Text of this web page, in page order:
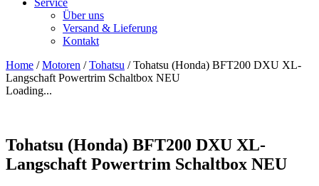
Service
Über uns
Versand & Lieferung
Kontakt
Home /Motoren /Tohatsu / Tohatsu (Honda) BFT200 DXU XL-
Langschaft Powertrim Schaltbox NEU
Loading...
Tohatsu (Honda) BFT200 DXU XL-
Langschaft Powertrim Schaltbox NEU